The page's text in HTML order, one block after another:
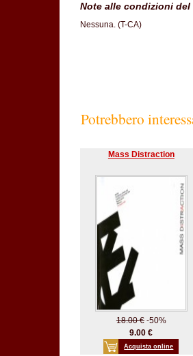
Note alle condizioni del
Nessuna. (T-CA)
Potrebbero
Mass Distraction
18.00 €-50%
9.00 €
Acquista online